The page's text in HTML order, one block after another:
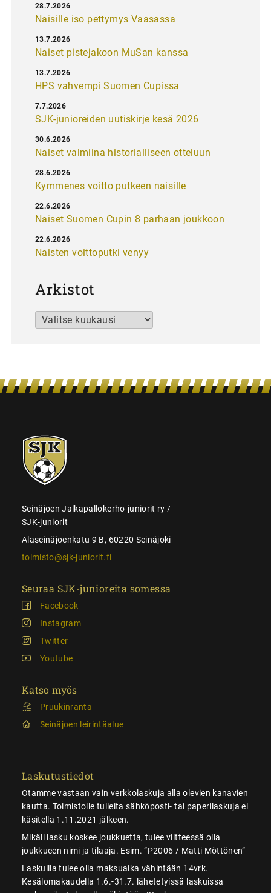
Naisille iso pettymys Vaasassa
28.7.2026
Naiset pistejakoon MuSan kanssa
13.7.2026
HPS vahvempi Suomen Cupissa
13.7.2026
SJK-junioreiden uutiskirje kesä 2026
7.7.2026
Naiset valmiina historialliseen otteluun
30.6.2026
Kymmenes voitto putkeen naisille
28.6.2026
Naiset Suomen Cupin 8 parhaan joukkoon
22.6.2026
Naisten voittoputki venyy
22.6.2026
Arkistot
Arkistot
SJK-
juniorit
Seinäjoen Jalkapallokerho-juniorit ry /
SJK-juniorit
Alaseinäjoenkatu 9 B, 60220 Seinäjoki
toimisto@sjk-juniorit.fi
Seuraa SJK-junioreita somessa
Facebook
Instagram
Twitter
Youtube
Katso myös
Pruukinranta
Seinäjoen leirintäalue
Laskutustiedot
Otamme vastaan vain verkkolaskuja alla olevien kanavien
kautta. Toimistolle tulleita sähköposti- tai paperilaskuja ei
käsitellä 1.11.2021 jälkeen.
Mikäli lasku koskee joukkuetta, tulee viitteessä olla
joukkueen nimi ja tilaaja. Esim. ”P2006 / Matti Möttönen”
Laskuilla tulee olla maksuaika vähintään 14vrk.
Kesälomakaudella 1.6.-31.7. lähetetyissä laskuissa